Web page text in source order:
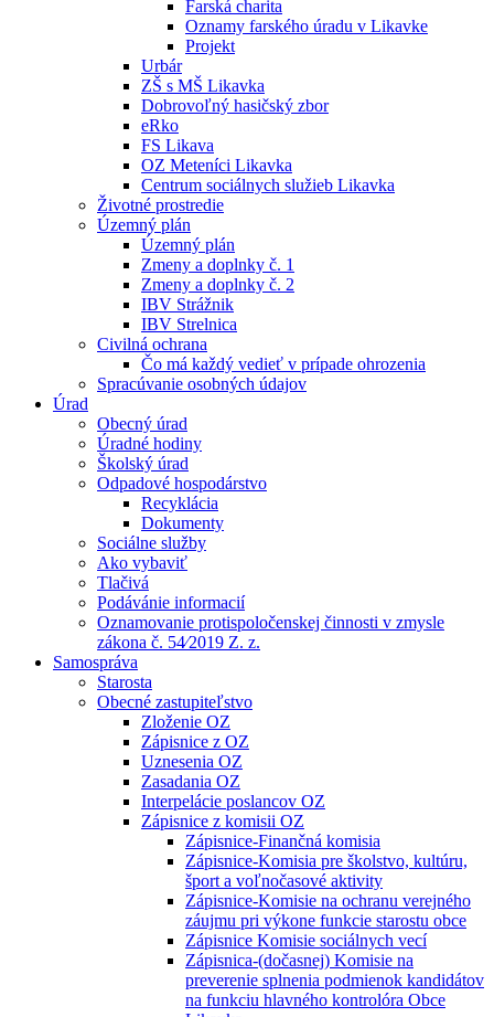
Farská charita
Oznamy farského úradu v Likavke
Projekt
Urbár
ZŠ s MŠ Likavka
Dobrovoľný hasičský zbor
eRko
FS Likava
OZ Meteníci Likavka
Centrum sociálnych služieb Likavka
Životné prostredie
Územný plán
Územný plán
Zmeny a doplnky č. 1
Zmeny a doplnky č. 2
IBV Strážnik
IBV Strelnica
Civilná ochrana
Čo má každý vedieť v prípade ohrozenia
Spracúvanie osobných údajov
Úrad
Obecný úrad
Úradné hodiny
Školský úrad
Odpadové hospodárstvo
Recyklácia
Dokumenty
Sociálne služby
Ako vybaviť
Tlačivá
Podávánie informacií
Oznamovanie protispoločenskej činnosti v zmysle
zákona č. 54⁄2019 Z. z.
Samospráva
Starosta
Obecné zastupiteľstvo
Zloženie OZ
Zápisnice z OZ
Uznesenia OZ
Zasadania OZ
Interpelácie poslancov OZ
Zápisnice z komisii OZ
Zápisnice-Finančná komisia
Zápisnice-Komisia pre školstvo, kultúru,
šport a voľnočasové aktivity
Zápisnice-Komisie na ochranu verejného
záujmu pri výkone funkcie starostu obce
Zápisnice Komisie sociálnych vecí
Zápisnica-(dočasnej) Komisie na
preverenie splnenia podmienok kandidátov
na funkciu hlavného kontrolóra Obce